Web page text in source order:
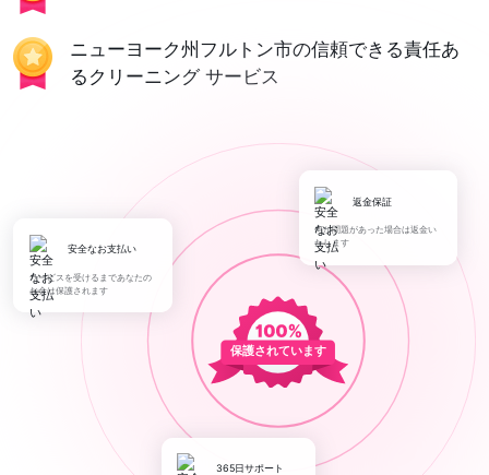
ニューヨーク州フルトン市の信頼できる責任あ
るクリーニング サービス
保護されています
安全なお支払い
サービスを受けるまであなたの
お金は保護されます
返金保証
何か問題があった場合は返金い
たします
365日サポート